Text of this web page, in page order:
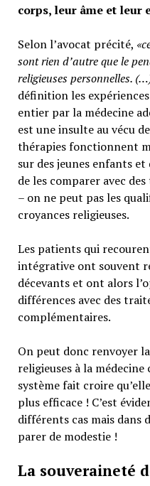
corps, leur âme et leur
Selon l’avocat précité,
sont rien d’autre que le
religieuses personnelles.
définition les
entier par la médecine
est une insulte au vécu
thérapies fonctionnent
sur des jeunes enfants et
de les comparer avec
– on ne peut pas les
croyances religieuses.
Les patients qui
intégrative ont souvent
décevants et ont alors
différences avec des
complémentaires.
On peut donc renvoyer
religieuses à la
système fait croire
plus efficace ! C’est
différents cas mais dans
parer de modestie !
La souveraineté